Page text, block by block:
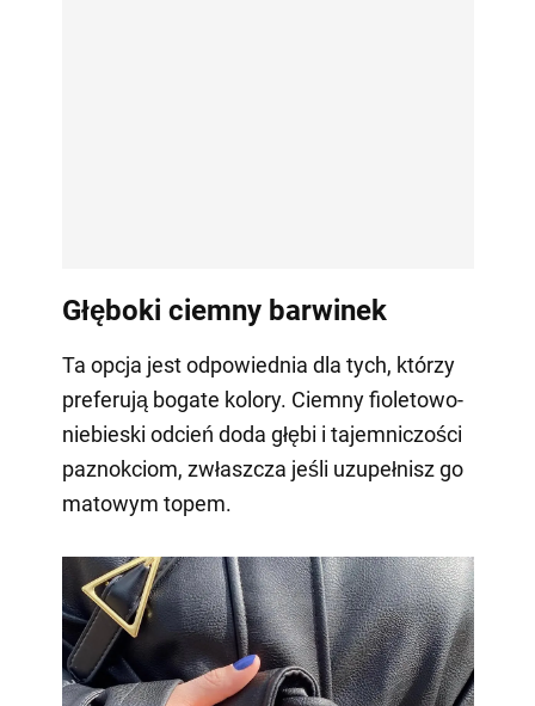
Głęboki ciemny barwinek
Ta opcja jest odpowiednia dla tych, którzy
preferują bogate kolory. Ciemny fioletowo-
niebieski odcień doda głębi i tajemniczości
paznokciom, zwłaszcza jeśli uzupełnisz go
matowym topem.